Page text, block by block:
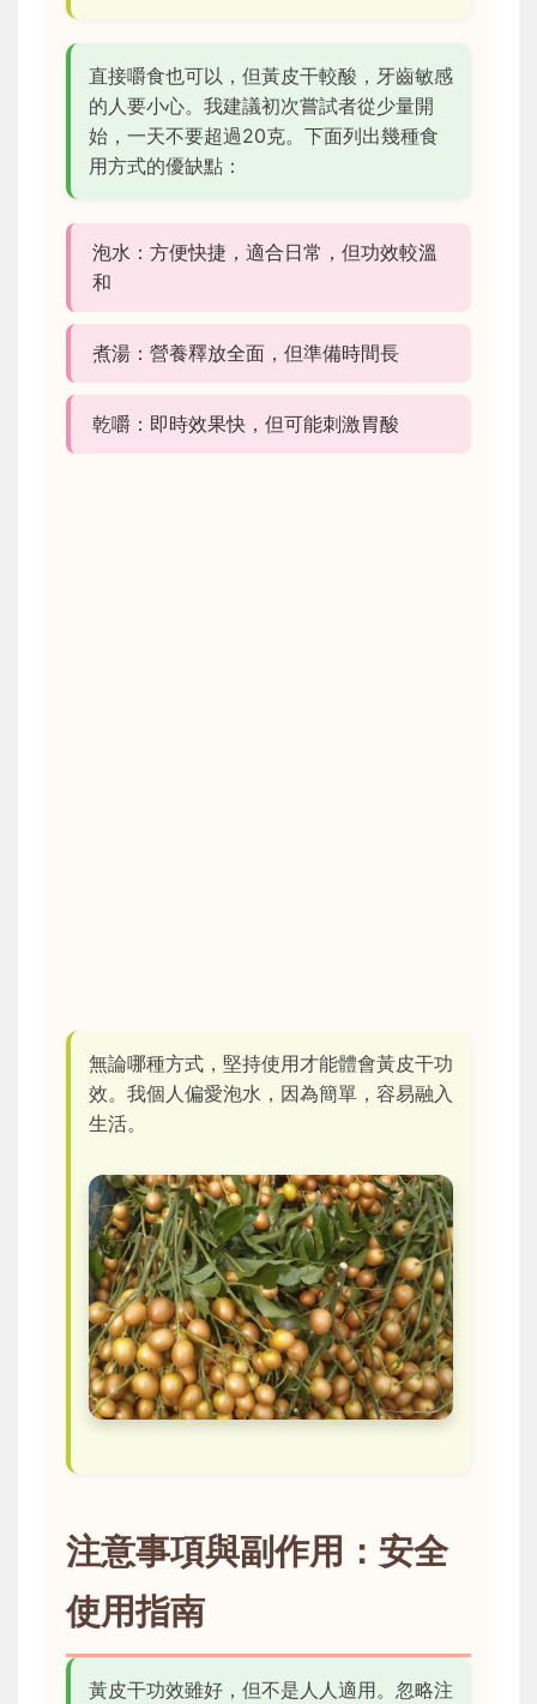
直接嚼食也可以，但黃皮干較酸，牙齒敏感
的人要小心。我建議初次嘗試者從少量開
始，一天不要超過20克。下面列出幾種食
用方式的優缺點：
泡水：方便快捷，適合日常，但功效較溫
和
煮湯：營養釋放全面，但準備時間長
乾嚼：即時效果快，但可能刺激胃酸
無論哪種方式，堅持使用才能體會黃皮干功
效。我個人偏愛泡水，因為簡單，容易融入
生活。
注意事項與副作用：安全
使用指南
黃皮干功效雖好，但不是人人適用。忽略注